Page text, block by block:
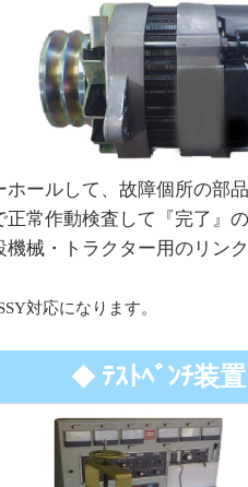
ールして、故障個所の部品
常作動検査して『完了』の
械・トラクター用のリン
対応になります。
◆ ﾃｽﾄﾍﾞﾝﾁ装置